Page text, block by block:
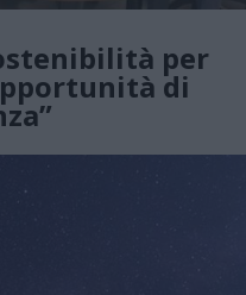
per
di